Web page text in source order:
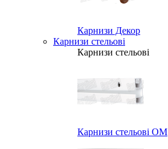
Карнизи Декор
Карнизи стельові
Карнизи стельові
Карнизи стельові ОМ